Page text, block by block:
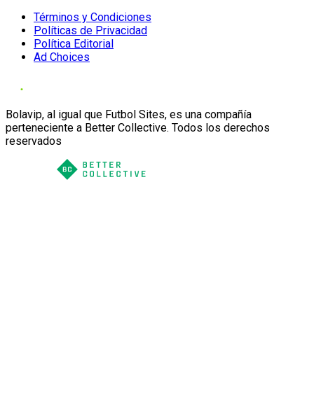
Términos y Condiciones
Políticas de Privacidad
Política Editorial
Ad Choices
Bolavip, al igual que Futbol Sites, es una compañía
perteneciente a Better Collective. Todos los derechos
reservados